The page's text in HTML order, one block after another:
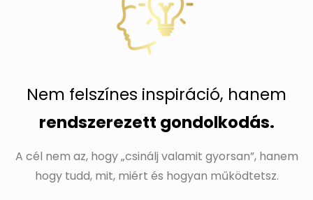
Nem felszínes inspiráció, hanem
rendszerezett gondolkodás.
A cél nem az, hogy „csinálj valamit gyorsan”, hanem
hogy tudd, mit, miért és hogyan működtetsz.